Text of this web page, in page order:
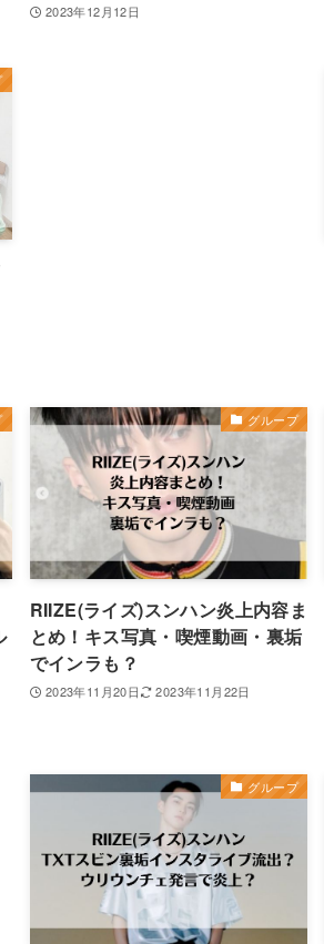
2023年12月12日
グループ
RIIZE(ライズ)スンハン炎上内容ま
とめ！キス写真・喫煙動画・裏垢
でインラも？
2023年11月20日 2023年11月22日
グループ